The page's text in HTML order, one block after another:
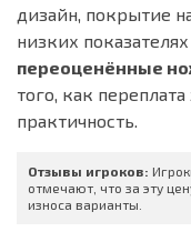
дизайн, покрытие
низких
переоценённые
того, как
практичность.
Отзывы игроков:
отмечают, что за эту
износа варианты.